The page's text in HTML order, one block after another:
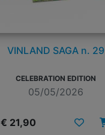
VINLAND SAGA n. 29
CELEBRATION EDITION
05/05/2026
€ 21,90